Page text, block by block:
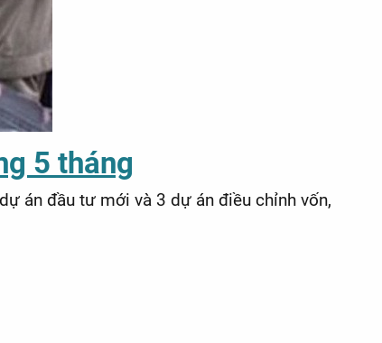
5 tháng
án đầu tư mới và 3 dự án điều chỉnh vốn,